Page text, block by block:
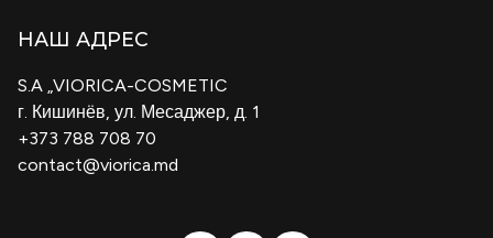
B2B
Cosmeplant
Блог
Сертификат Подарок
Политика конфиденциальности
Условия и положения
Политика Возврата Товаров
НАШ АДРЕС
S.A „VIORICA-COSMETIC
г. Кишинёв, ул. Месаджер, д. 1
+373 788 708 70
contact@viorica.md